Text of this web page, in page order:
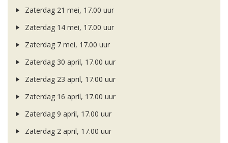
Zaterdag 21 mei, 17.00 uur
Zaterdag 14 mei, 17.00 uur
Zaterdag 7 mei, 17.00 uur
Zaterdag 30 april, 17.00 uur
Zaterdag 23 april, 17.00 uur
Zaterdag 16 april, 17.00 uur
Zaterdag 9 april, 17.00 uur
Zaterdag 2 april, 17.00 uur